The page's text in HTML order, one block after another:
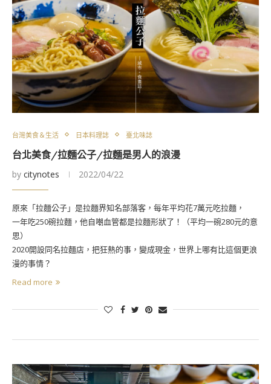
台灣美食＆生活 日本料理誌 臺北味誌
台北美食/拉麵公子/拉麵是男人的浪漫
by citynotes 2022/04/22
原來「拉麵公子」是拉麵界知名部落客，每年平均花7萬元吃拉麵，
一年吃250碗拉麵，他自嘲血管都是拉麵形狀了！（平均一碗280元的意
思）
2020開設同名拉麵店，把狂熱的事，變成現金，世界上哪有比這個更浪
漫的事情？
Read more